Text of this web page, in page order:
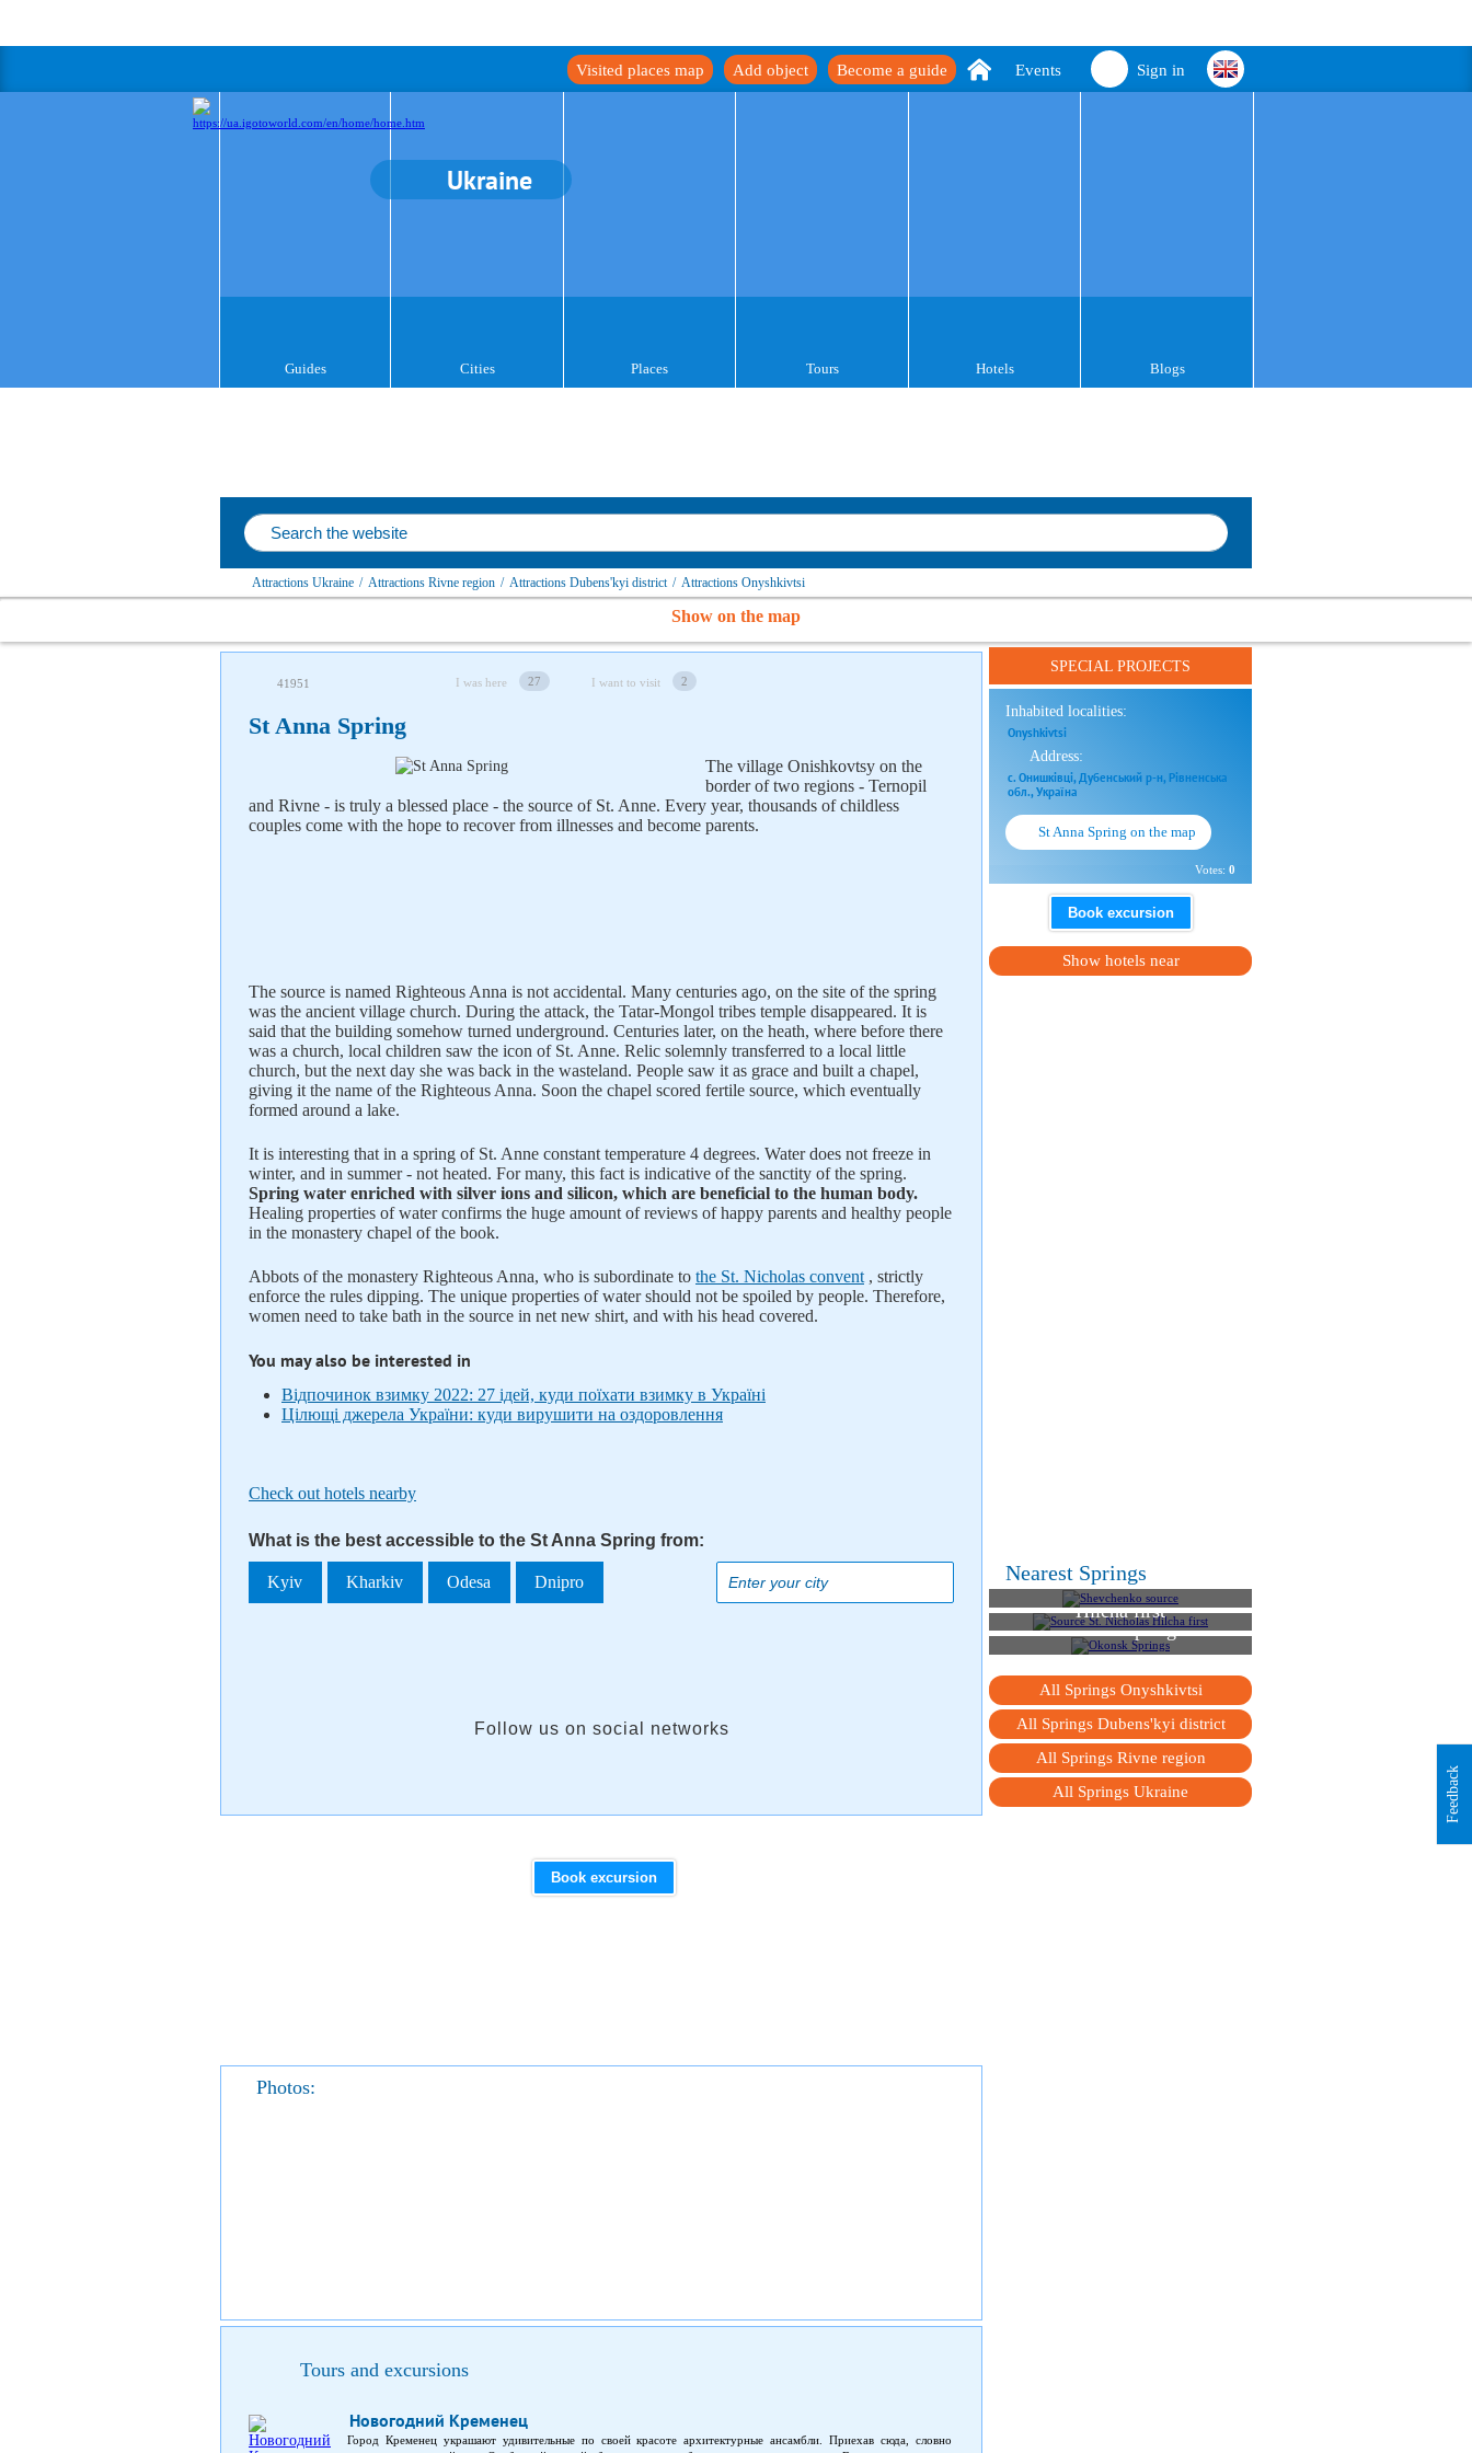
Sign in
Events
Become a guide
Add object
Visited places map
Ukraine
Guides Cities Places Tours Hotels Blogs
Attractions Ukraine / Attractions Rivne region / Attractions Dubens'kyi district / Attractions Onyshkivtsi
Show on the map
41951 I was here 27 I want to visit 2
St Anna Spring
The village Onishkovtsy on the
border of two regions - Ternopil
and Rivne - is truly a blessed place - the source of St. Anne. Every year, thousands of childless
couples come with the hope to recover from illnesses and become parents.
The source is named Righteous Anna is not accidental. Many centuries ago, on the site of the spring
was the ancient village church. During the attack, the Tatar-Mongol tribes temple disappeared. It is
said that the building somehow turned underground. Centuries later, on the heath, where before there
was a church, local children saw the icon of St. Anne. Relic solemnly transferred to a local little
church, but the next day she was back in the wasteland. People saw it as grace and built a chapel,
giving it the name of the Righteous Anna. Soon the chapel scored fertile source, which eventually
formed around a lake.
It is interesting that in a spring of St. Anne constant temperature 4 degrees. Water does not freeze in
winter, and in summer - not heated. For many, this fact is indicative of the sanctity of the spring.
Spring water enriched with silver ions and silicon, which are beneficial to the human body.
Healing properties of water confirms the huge amount of reviews of happy parents and healthy people
in the monastery chapel of the book.
Abbots of the monastery Righteous Anna, who is subordinate to the St. Nicholas convent , strictly
enforce the rules dipping. The unique properties of water should not be spoiled by people. Therefore,
women need to take bath in the source in net new shirt, and with his head covered.
You may also be interested in
Відпочинок взимку 2022: 27 ідей, куди поїхати взимку в Україні
Цілющі джерела України: куди вирушити на оздоровлення
Check out hotels nearby
What is the best accessible to the St Anna Spring from:
Kyiv Kharkiv Odesa Dnipro
Follow us on social networks
Book excursion
Photos:
Tours and excursions
Новогодний Кременец
Город Кременец украшают удивительные по своей красоте архитектурные ансамбли. Приехав сюда, словно
SPECIAL PROJECTS
Inhabited localities:
Onyshkivtsi
Address:
с. Онишківці, Дубенський р-н, Рівненська
обл., Україна
St Anna Spring on the map
Votes: 0
Book excursion
Show hotels near
Nearest Springs
Shevchenko source
Source St. Nicholas
Hilcha first
Okonsk Springs
All Springs Onyshkivtsi
All Springs Dubens'kyi district
All Springs Rivne region
All Springs Ukraine
Feedback